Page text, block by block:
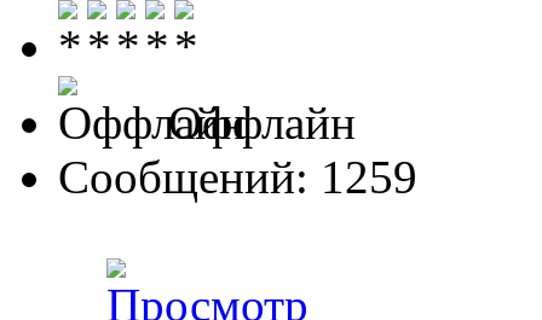
Оффлайн
Сообщений: 1259